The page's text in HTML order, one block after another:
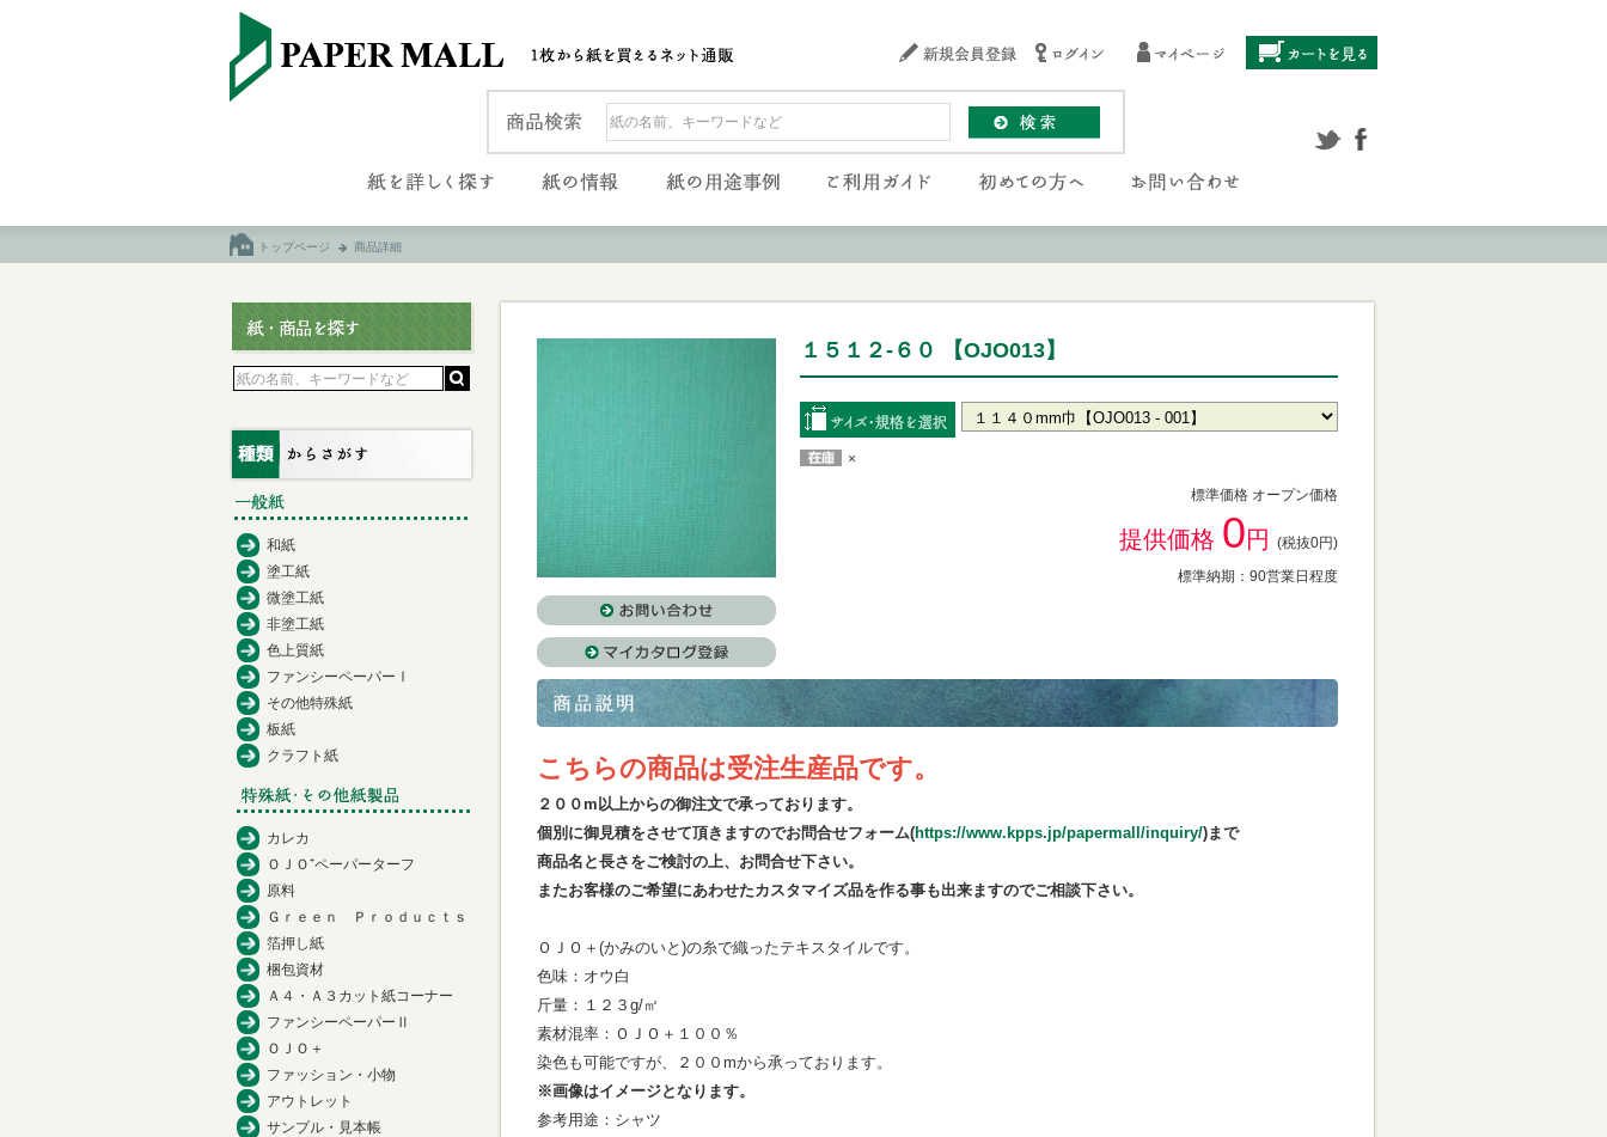
トップページ 商品詳細
１５１２-６０ 【OJO013】
×
標準価格 オープン価格
提供価格 0円
(税抜0円)
標準納期：90営業日程度
こちらの商品は受注生産品です。
２００m以上からの御注文で承っております。
個別に御見積をさせて頂きますのでお問合せフォーム(https://www.kpps.jp/papermall/inquiry/)まで
商品名と長さをご検討の上、お問合せ下さい。
またお客様のご希望にあわせたカスタマイズ品を作る事も出来ますのでご相談下さい。
ＯＪＯ＋(かみのいと)の糸で織ったテキスタイルです。
色味：オウ白
斤量：１２３g/㎡
素材混率：ＯＪＯ＋１００％
染色も可能ですが、２００mから承っております。
※画像はイメージとなります。
参考用途：シャツ
和紙
塗工紙
微塗工紙
非塗工紙
色上質紙
ファンシーペーパーⅠ
その他特殊紙
板紙
クラフト紙
カレカ
ＯＪＯ⁺ペーパーターフ
原料
Ｇｒｅｅｎ Ｐｒｏｄｕｃｔｓ
箔押し紙
梱包資材
Ａ４・Ａ３カット紙コーナー
ファンシーペーパーⅡ
ＯＪＯ＋
ファッション・小物
アウトレット
サンプル・見本帳